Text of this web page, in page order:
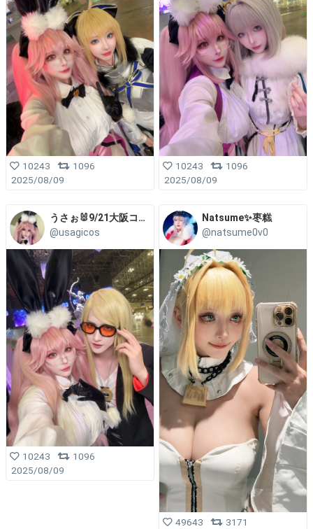
10243
1096
2025/08/09
10243
1096
2025/08/09
うさぉ🐰9/21大阪コスコン
@usagicos
10243
1096
2025/08/09
Natsume✨枣糕
@natsume0v0
49643
3171